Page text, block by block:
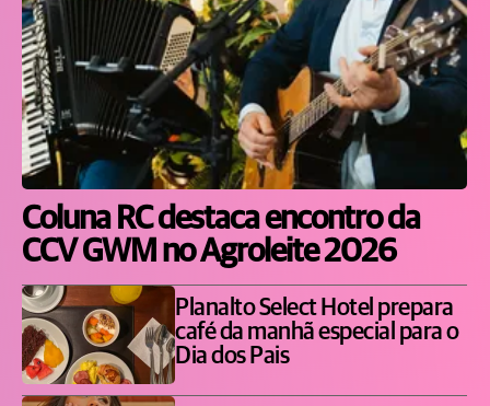
Coluna RC destaca encontro da
CCV GWM no Agroleite 2026
Planalto Select Hotel prepara
café da manhã especial para o
Dia dos Pais